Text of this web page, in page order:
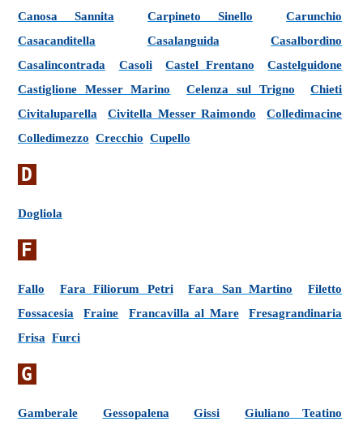
Canosa Sannita Carpineto Sinello
Carunchio
Casacanditella
Casalanguida
Casalbordino
Casalincontrada
Casoli Castel Frentano
Castelguidone
Castiglione Messer Marino
Celenza sul Trigno
Chieti
Civitaluparella
Civitella Messer Raimondo
Colledimacine
Colledimezzo Crecchio Cupello
D
Dogliola
F
Fallo Fara Filiorum Petri Fara San Martino
Filetto
Fossacesia
Fraine Francavilla al Mare
Fresagrandinaria
Frisa Furci
G
Gamberale Gessopalena Gissi
Giuliano Teatino